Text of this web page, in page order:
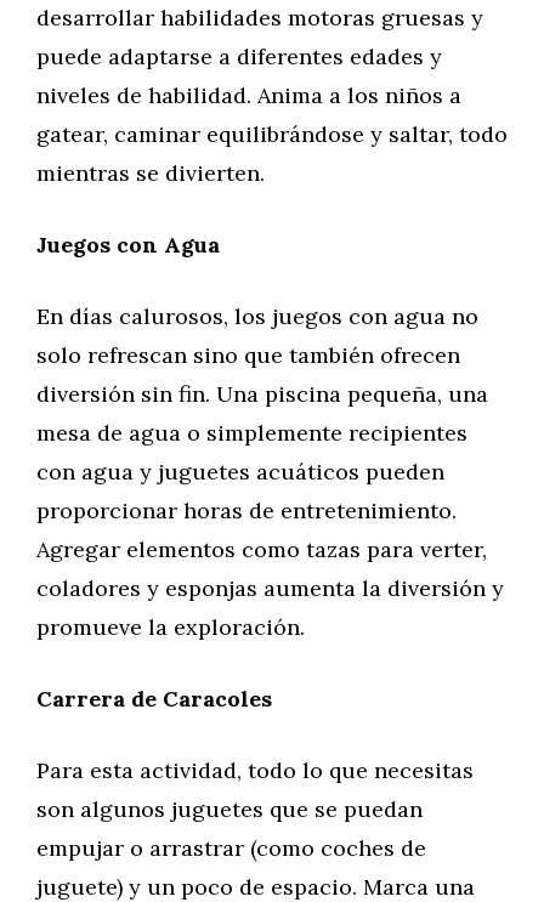
desarrollar habilidades motoras gruesas y
puede adaptarse a diferentes edades y
niveles de habilidad. Anima a los niños a
gatear, caminar equilibrándose y saltar, todo
mientras se divierten.
Juegos con Agua
En días calurosos, los juegos con agua no
solo refrescan sino que también ofrecen
diversión sin fin. Una piscina pequeña, una
mesa de agua o simplemente recipientes
con agua y juguetes acuáticos pueden
proporcionar horas de entretenimiento.
Agregar elementos como tazas para verter,
coladores y esponjas aumenta la diversión y
promueve la exploración.
Carrera de Caracoles
Para esta actividad, todo lo que necesitas
son algunos juguetes que se puedan
empujar o arrastrar (como coches de
juguete) y un poco de espacio. Marca una